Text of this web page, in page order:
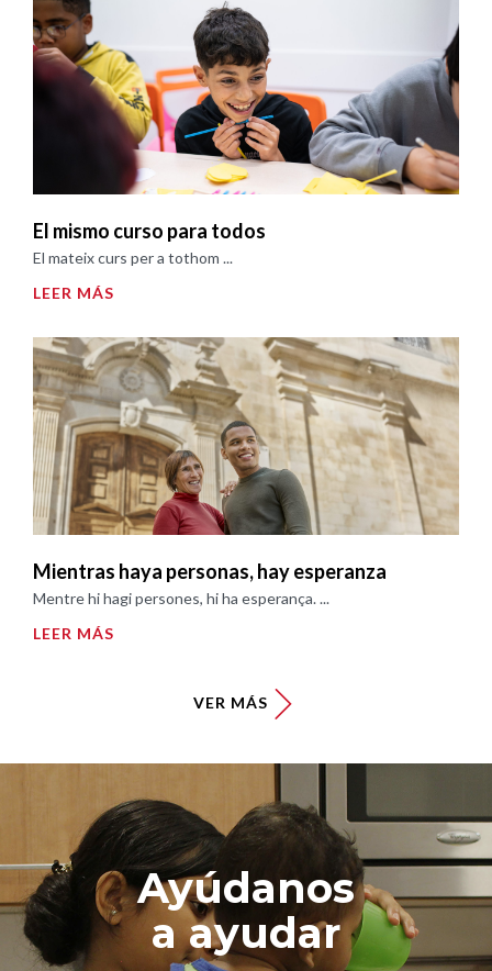
El mismo curso para todos
El mateix curs per a tothom ...
LEER MÁS
Mientras haya personas, hay esperanza
Mentre hi hagi persones, hi ha esperança. ...
LEER MÁS
VER MÁS
Ayúdanos
a ayudar